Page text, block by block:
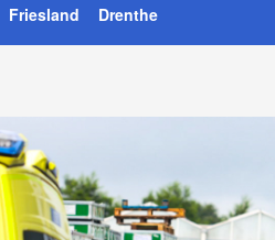
Friesland Drenthe